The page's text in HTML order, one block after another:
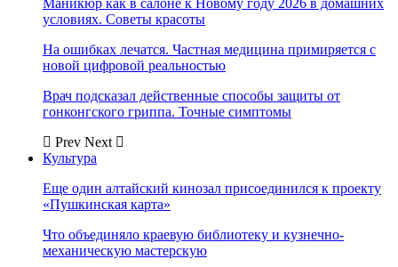
Маникюр как в салоне к Новому году 2026 в домашних
условиях. Советы красоты
На ошибках лечатся. Частная медицина примиряется с
новой цифровой реальностью
Врач подсказал действенные способы защиты от
гонконгского гриппа. Точные симптомы
Prev Next
Культура
Еще один алтайский кинозал присоединился к проекту
«Пушкинская карта»
Что объединяло краевую библиотеку и кузнечно-
механическую мастерскую